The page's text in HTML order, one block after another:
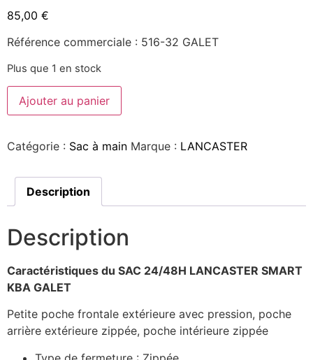
85,00 €
Référence commerciale : 516-32 GALET
Plus que 1 en stock
Ajouter au panier
Catégorie : Sac à main Marque : LANCASTER
Description
Description
Caractéristiques du SAC 24/48H LANCASTER SMART
KBA GALET
Petite poche frontale extérieure avec pression, poche
arrière extérieure zippée, poche intérieure zippée